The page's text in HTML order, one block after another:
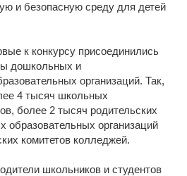
и безопасную среду для детей
к конкурсу присоединились
дошкольных и
организаций. Так,
4 тысяч школьных
более 2 тысяч родительских
образовательных организаций
комитетов колледжей.
школьников и студентов